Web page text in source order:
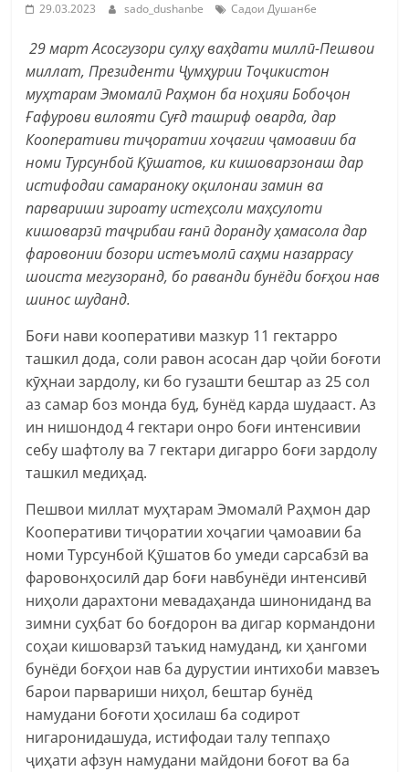
29.03.2023 sado_dushanbe Садои Душанбе
29 март Асосгузори сулҳу ваҳдати миллӣ-Пешвои
миллат, Президенти Ҷумҳурии Тоҷикистон
муҳтарам Эмомалӣ Раҳмон ба ноҳияи Бобоҷон
Ғафурови вилояти Суғд ташриф оварда, дар
Кооперативи тиҷоратии хоҷагии ҷамоавии ба
номи Турсунбой Қӯшатов, ки кишоварзонаш дар
истифодаи самараноку оқилонаи замин ва
парвариши зироату истеҳсоли маҳсулоти
кишоварзӣ таҷрибаи ғанӣ доранду ҳамасола дар
фаровонии бозори истеъмолӣ саҳми назаррасу
шоиста мегузоранд, бо раванди бунёди боғҳои нав
шинос шуданд.
Боғи нави кооперативи мазкур 11 гектарро
ташкил дода, соли равон асосан дар ҷойи боғоти
кӯҳнаи зардолу, ки бо гузашти бештар аз 25 сол
аз самар боз монда буд, бунёд карда шудааст. Аз
ин нишондод 4 гектари онро боғи интенсивии
себу шафтолу ва 7 гектари дигарро боғи зардолу
ташкил медиҳад.
Пешвои миллат муҳтарам Эмомалӣ Раҳмон дар
Кооперативи тиҷоратии хоҷагии ҷамоавии ба
номи Турсунбой Қӯшатов бо умеди сарсабзӣ ва
фаровонҳосилӣ дар боғи навбунёди интенсивӣ
ниҳоли дарахтони мевадаҳанда шинониданд ва
зимни суҳбат бо боғдорон ва дигар кормандони
соҳаи кишоварзӣ таъкид намуданд, ки ҳангоми
бунёди боғҳои нав ба дурустии интихоби мавзеъ
барои парвариши ниҳол, бештар бунёд
намудани боғоти ҳосилаш ба содирот
нигаронидашуда, истифодаи талу теппаҳо
ҷиҳати афзун намудани майдони боғот ва ба